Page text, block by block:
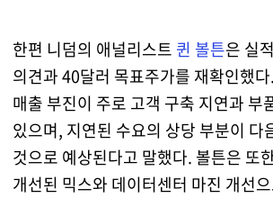
한편 니덤의 애널리스트 퀸 볼튼은 실
의견과 40달러 목표주가를 재확인했
매출 부진이 주로 고객 구축 지연과 부
있으며, 지연된 수요의 상당 부분이 다
것으로 예상된다고 말했다. 볼튼은 또
개선된 믹스와 데이터센터 마진 개선